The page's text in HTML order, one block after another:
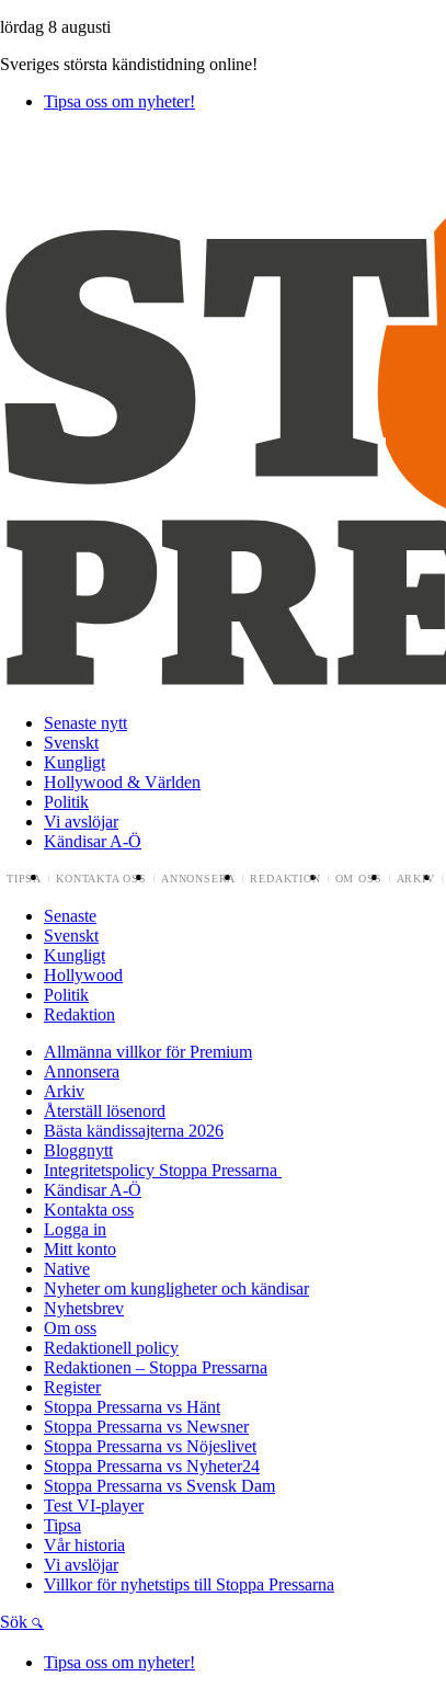
lördag 8 augusti
Sveriges största kändistidning online!
Tipsa oss om nyheter!
Senaste nytt
Svenskt
Kungligt
Hollywood & Världen
Politik
Vi avslöjar
Kändisar A-Ö
TIPSA KONTAKTA OSS ANNONSERA REDAKTION OM OSS ARKIV
Senaste
Svenskt
Kungligt
Hollywood
Politik
Redaktion
Allmänna villkor för Premium
Annonsera
Arkiv
Återställ lösenord
Bästa kändissajterna 2026
Bloggnytt
Integritetspolicy Stoppa Pressarna
Kändisar A-Ö
Kontakta oss
Logga in
Mitt konto
Native
Nyheter om kungligheter och kändisar
Nyhetsbrev
Om oss
Redaktionell policy
Redaktionen – Stoppa Pressarna
Register
Stoppa Pressarna vs Hänt
Stoppa Pressarna vs Newsner
Stoppa Pressarna vs Nöjeslivet
Stoppa Pressarna vs Nyheter24
Stoppa Pressarna vs Svensk Dam
Test VI-player
Tipsa
Vår historia
Vi avslöjar
Villkor för nyhetstips till Stoppa Pressarna
Sök
Tipsa oss om nyheter!